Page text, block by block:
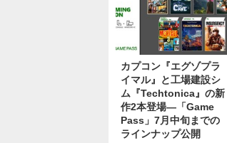
カプコン『エグゾプラ
イマル』と工場建設シ
ム『Techtonica』の新
作2本登場―「Game
Pass」7月中旬までの
ラインナップ公開